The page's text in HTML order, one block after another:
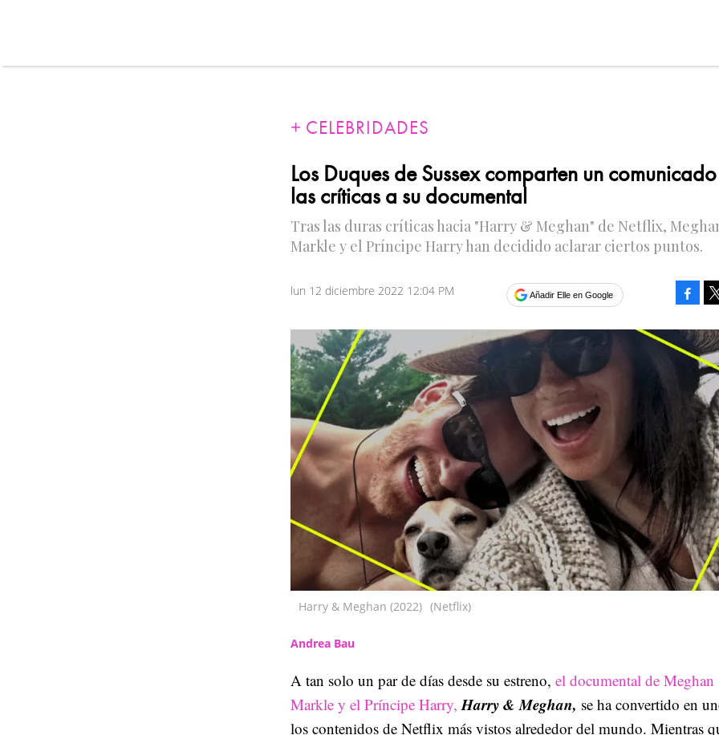
CELEBRIDADES
Los Duques de Sussex comparten un
las críticas a su documental
Tras las duras críticas hacia "Harry & Meghan" de Netflix,
Markle y el Príncipe Harry han decidido aclarar ciertos puntos.
lun 12 diciembre 2022 12:04 PM Añadir Elle en Google
Harry & Meghan (2022) (Netflix)
Andrea Bau
A tan solo un par de días desde su estreno, el documental de Meghan
Markle y el Príncipe Harry, Harry & Meghan, se ha convertido en
los contenidos de Netflix más vistos alrededor del mundo. Mientras